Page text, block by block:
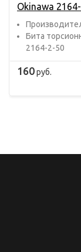
Okinawa
Бита
2164-2-50
160руб.